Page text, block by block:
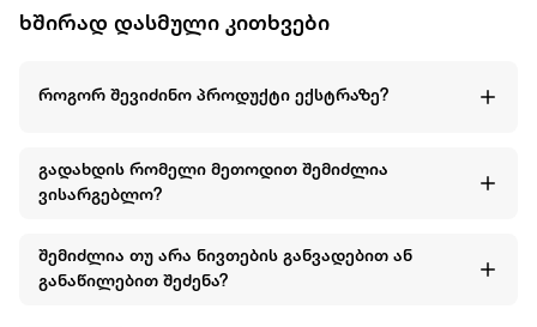
ეს ფიგურა წარმოადგენს ადამიანის შინაგანი ძიებისა და
სძენს, რაც საშუალებას გაძლევთ ნივთი ნებისმიერი
პროდუქტის მახასიათებლები:
ხაზგასმულია ანატომიური სიზუსტე და ემოციური
დაძაბულობა.
ხშირად დასმული კითხვები
როგორ შევიძინო პროდუქტი ექსტრაზე?
გადახდის რომელი მეთოდით შემიძლია
ვისარგებლო?
შემიძლია თუ არა ნივთების განვადებით ან
განაწილებით შეძენა?